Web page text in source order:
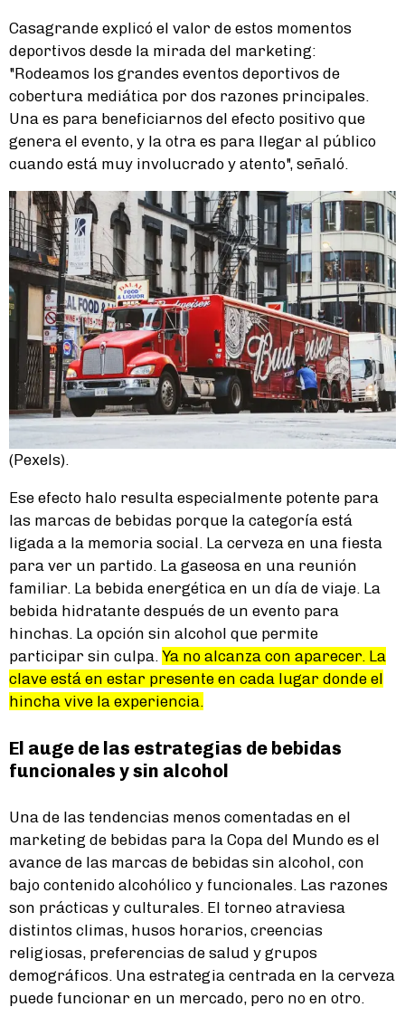
Casagrande explicó el valor de estos momentos
deportivos desde la mirada del marketing:
"Rodeamos los grandes eventos deportivos de
cobertura mediática por dos razones principales.
Una es para beneficiarnos del efecto positivo que
genera el evento, y la otra es para llegar al público
cuando está muy involucrado y atento", señaló.
(Pexels).
Ese efecto halo resulta especialmente potente para
las marcas de bebidas porque la categoría está
ligada a la memoria social. La cerveza en una fiesta
para ver un partido. La gaseosa en una reunión
familiar. La bebida energética en un día de viaje. La
bebida hidratante después de un evento para
hinchas. La opción sin alcohol que permite
participar sin culpa. Ya no alcanza con aparecer. La
clave está en estar presente en cada lugar donde el
hincha vive la experiencia.
El auge de las estrategias de bebidas
funcionales y sin alcohol
Una de las tendencias menos comentadas en el
marketing de bebidas para la Copa del Mundo es el
avance de las marcas de bebidas sin alcohol, con
bajo contenido alcohólico y funcionales. Las razones
son prácticas y culturales. El torneo atraviesa
distintos climas, husos horarios, creencias
religiosas, preferencias de salud y grupos
demográficos. Una estrategia centrada en la cerveza
puede funcionar en un mercado, pero no en otro.